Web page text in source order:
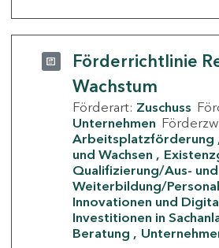
Förderrichtlinie
Wachstum
Förderart: Zuschuss
Unternehmen
Arbeitsplatzförderung
und Wachsen
Qualifizierung/Aus- und
Weiterbildung/Personal
Innovationen und
Investitionen in
Beratung